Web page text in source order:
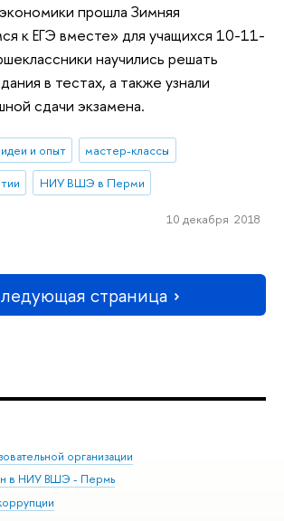
прошла Зимняя
к ЕГЭ вместе» для учащихся 10-11-
научились решать
в тестах, а также узнали
сдачи экзамена.
идеи и опыт
мастер-классы
НИУ ВШЭ в Перми
10 декабря 2018
страница
организации
в НИУ ВШЭ - Пермь